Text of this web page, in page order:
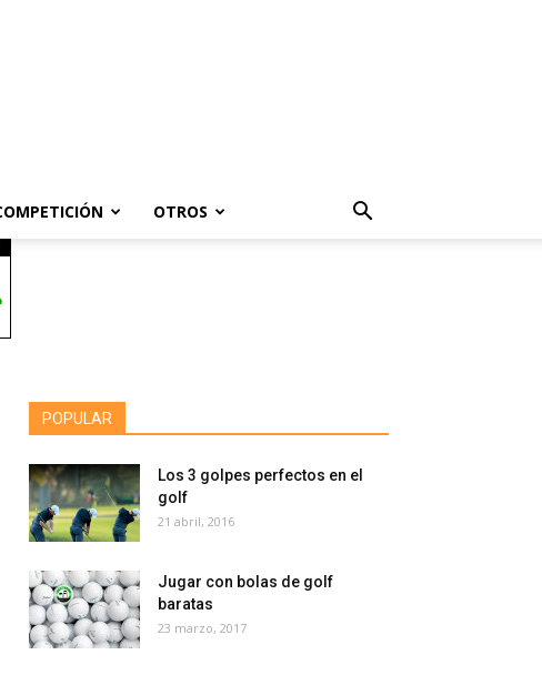
OTROS
POPULAR
Los 3 golpes perfectos en el
golf
21 abril, 2016
Jugar con bolas de golf
baratas
23 marzo, 2017